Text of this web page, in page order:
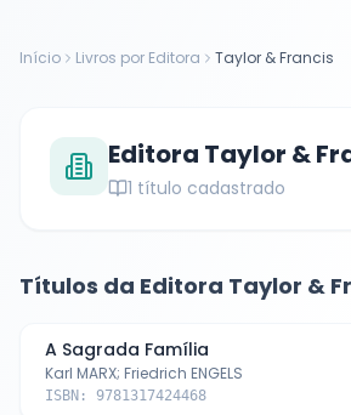
Início Livros por Editora Taylor & Francis
Editora Taylor &
1 título cadastrado
Títulos da Editora Taylor &
A Sagrada Família
Karl MARX; Friedrich ENGELS
ISBN: 9781317424468